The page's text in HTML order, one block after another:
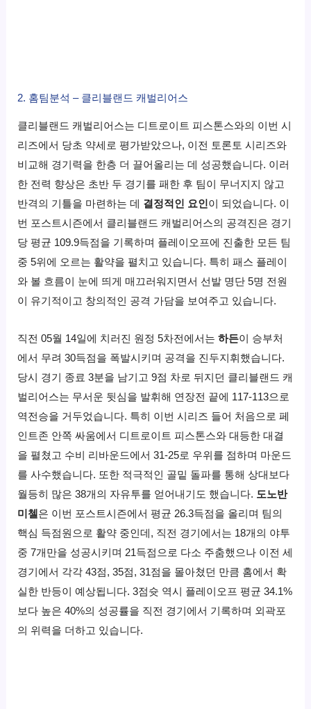
2. 홈팀분석 – 클리블랜드 캐벌리어스
클리블랜드 캐벌리어스는 디트로이트 피스톤스와의 이번 시
리즈에서 당초 약세로 평가받았으나, 이전 토론토 시리즈와
비교해 경기력을 한층 더 끌어올리는 데 성공했습니다. 이러
한 전력 향상은 초반 두 경기를 패한 후 팀이 무너지지 않고
반격의 기틀을 마련하는 데 결정적인 요인 이 되었습니다. 이
번 포스트시즌에서 클리블랜드 캐벌리어스의 공격진은 경기
당 평균 109.9득점을 기록하며 플레이오프에 진출한 모든 팀
중 5위에 오르는 활약을 펼치고 있습니다. 특히 패스 플레이
와 볼 흐름이 눈에 띄게 매끄러워지면서 선발 명단 5명 전원
이 유기적이고 창의적인 공격 가담을 보여주고 있습니다.
직전 05월 14일에 치러진 원정 5차전에서는하든이 승부처
에서 무려 30득점을 폭발시키며 공격을 진두지휘했습니다.
당시 경기 종료 3분을 남기고 9점 차로 뒤지던 클리블랜드 캐
벌리어스는 무서운 뒷심을 발휘해 연장전 끝에 117-113으로
역전승을 거두었습니다. 특히 이번 시리즈 들어 처음으로 페
인트존 안쪽 싸움에서 디트로이트 피스톤스와 대등한 대결
을 펼쳤고 수비 리바운드에서 31-25로 우위를 점하며 마운드
를 사수했습니다. 또한 적극적인 골밑 돌파를 통해 상대보다
월등히 많은 38개의 자유투를 얻어내기도 했습니다. 도노반
미첼 은 이번 포스트시즌에서 평균 26.3득점을 올리며 팀의
핵심 득점원으로 활약 중인데, 직전 경기에서는 18개의 야투
중 7개만을 성공시키며 21득점으로 다소 주춤했으나 이전 세
경기에서 각각 43점, 35점, 31점을 몰아쳤던 만큼 홈에서 확
실한 반등이 예상됩니다. 3점슛 역시 플레이오프 평균 34.1%
보다 높은 40%의 성공률을 직전 경기에서 기록하며 외곽포
의 위력을 더하고 있습니다.